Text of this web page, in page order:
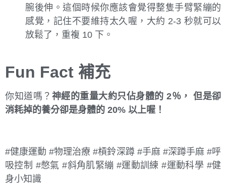
腕後伸。這個時候你應該會覺得整隻手臂緊繃的
感覺，記住不要維持太久喔，大約 2-3 秒就可以
放鬆了，重複 10 下。
Fun Fact 補充
你知道嗎？ 神經的重量大約只佔身體的 2％， 但是卻
消耗掉的養分卻是身體的 20% 以上喔！
#健康運動 #物理治療 #槓鈴深蹲 #手麻 #深蹲手麻 #呼
吸控制 #憋氣 #斜角肌緊繃 #運動訓練 #運動科學 #健
身小知識